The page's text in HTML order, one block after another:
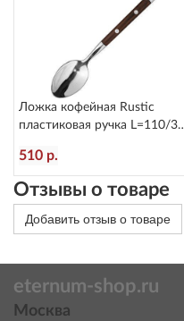
Ложка кофейная Rustic
пластиковая ручка L=110/30
510 р.
Отзывы о товаре
Добавить отзыв о товаре
eternum-shop.ru
Москва